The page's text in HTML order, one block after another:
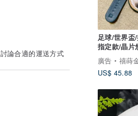
足球/世界盃
指定款/晶片
圈/客製英文
廣告
禧蒔
US$ 45.88
討論合適的運送方式